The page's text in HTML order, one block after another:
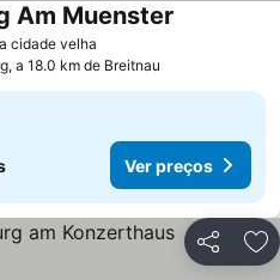
cidade velha
Am Muenster
a 18.0 km de Breitnau
Ver preços
Partilhar